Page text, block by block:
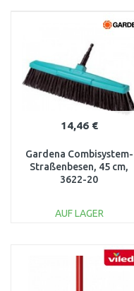
14,46 €
Gardena Combisystem-
Straßenbesen, 45 cm,
3622-20
AUF LAGER
WARENKORB